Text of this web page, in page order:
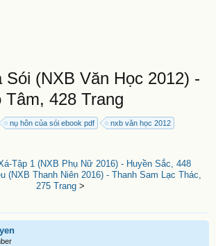
Sói (NXB Văn Học 2012) -
Tâm, 428 Trang
nụ hôn của sói ebook pdf
nxb văn học 2012
Tập 1 (NXB Phụ Nữ 2016) - Huyền Sắc, 448
(NXB Thanh Niên 2016) - Thanh Sam Lạc Thác,
275 Trang >